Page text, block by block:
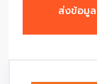
ส่งข้อมูล